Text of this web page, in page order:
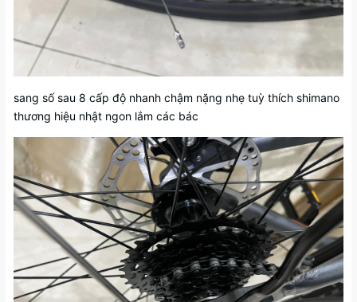
sang số sau 8 cấp độ nhanh chậm nặng nhẹ tuỳ thích shimano
thương hiệu nhật ngon lắm các bác